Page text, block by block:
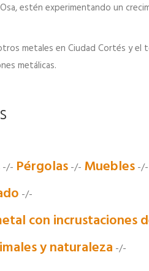
estén experimentando un
metales en Ciudad Cortés y el
metálicas.
-/- Pérgolas -/- Muebles -/-
-/-
con incrustaciones
y naturaleza -/-